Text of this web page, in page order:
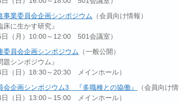
事業委員会企画シンポジウム
（会員向け情報）
床に生かす研究』
日（月）10:00～12:00 501会議室）
委員会企画シンポジウム
（一般公開）
題シンポジウム』
日（日）18:30～20:30 メインホール）
会企画シンポジウム3 『多職種との協働』
（会員向け情
日（日）13:00～15:00 メインホール）